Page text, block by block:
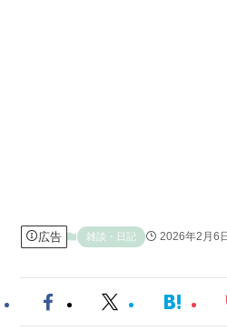
広告 雑談・日記 2026年2月6日